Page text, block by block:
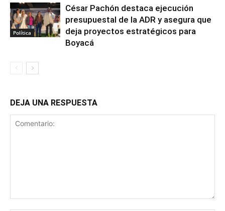
Política
César Pachón destaca ejecución
presupuestal de la ADR y asegura que
deja proyectos estratégicos para
Boyacá
DEJA UNA RESPUESTA